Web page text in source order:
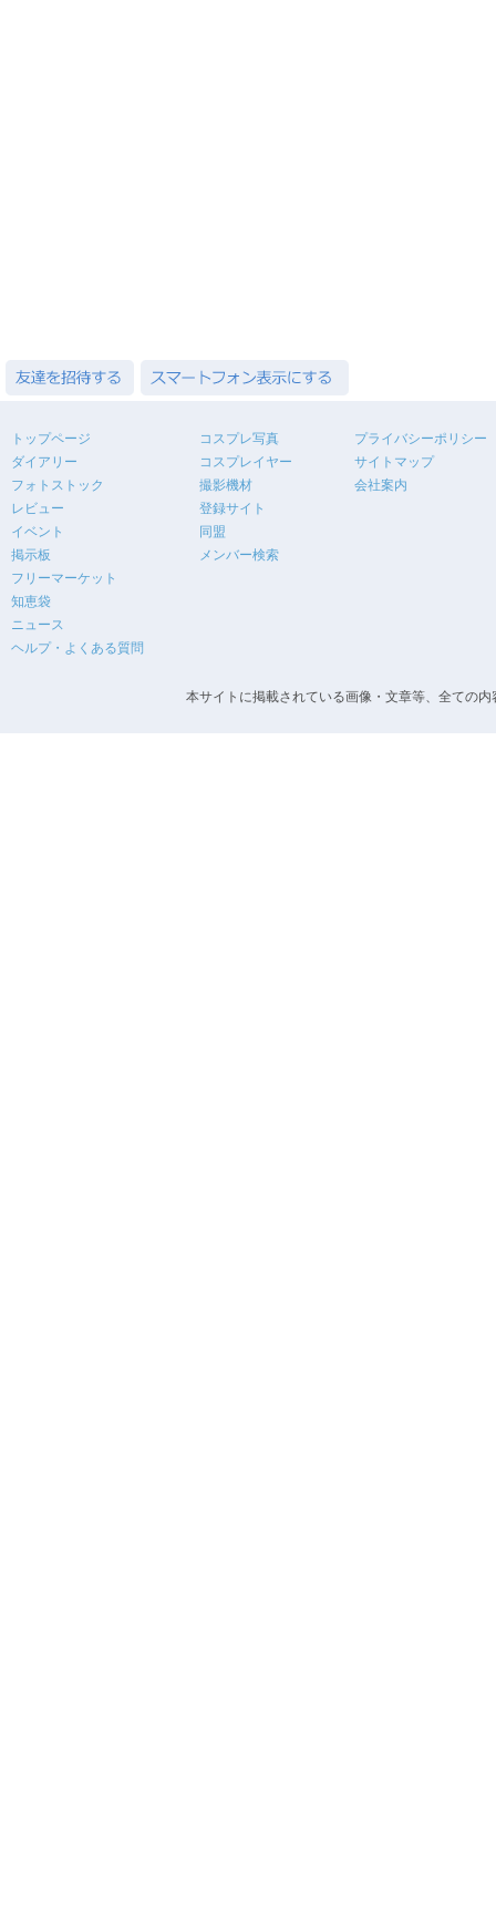
トップページ
ダイアリー
フォトストック
レビュー
イベント
掲示板
フリーマーケット
知恵袋
ニュース
ヘルプ・よくある質問
コスプレ写真
コスプレイヤー
撮影機材
登録サイト
同盟
メンバー検索
プライバシーポリシー
サイトマップ
会社案内
本サイトに掲載されている画像・文章等、全ての